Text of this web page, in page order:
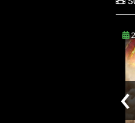
‹